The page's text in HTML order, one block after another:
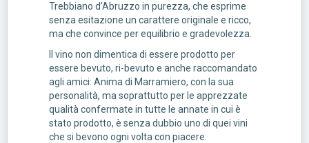
Trebbiano d’Abruzzo in purezza, che esprime
senza esitazione un carattere originale e ricco,
ma che convince per equilibrio e gradevolezza.
Il vino non dimentica di essere prodotto per
essere bevuto, ri-bevuto e anche raccomandato
agli amici: Anima di Marramiero, con la sua
personalità, ma soprattutto per le apprezzate
qualità confermate in tutte le annate in cui è
stato prodotto, è senza dubbio uno di quei vini
che si bevono ogni volta con piacere.